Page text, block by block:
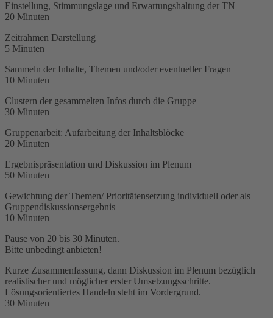
Einstellung, Stimmungslage und Erwartungshaltung der TN
20 Minuten
Zeitrahmen Darstellung
5 Minuten
Sammeln der Inhalte, Themen und/oder eventueller Fragen
10 Minuten
Clustern der gesammelten Infos durch die Gruppe
30 Minuten
Gruppenarbeit: Aufarbeitung der Inhaltsblöcke
20 Minuten
Ergebnispräsentation und Diskussion im Plenum
50 Minuten
Gewichtung der Themen/ Prioritätensetzung individuell oder als
Gruppendiskussionsergebnis
10 Minuten
Pause von 20 bis 30 Minuten.
Bitte unbedingt anbieten!
Kurze Zusammenfassung, dann Diskussion im Plenum bezüglich
realistischer und möglicher erster Umsetzungsschritte.
Lösungsorientiertes Handeln steht im Vordergrund.
30 Minuten